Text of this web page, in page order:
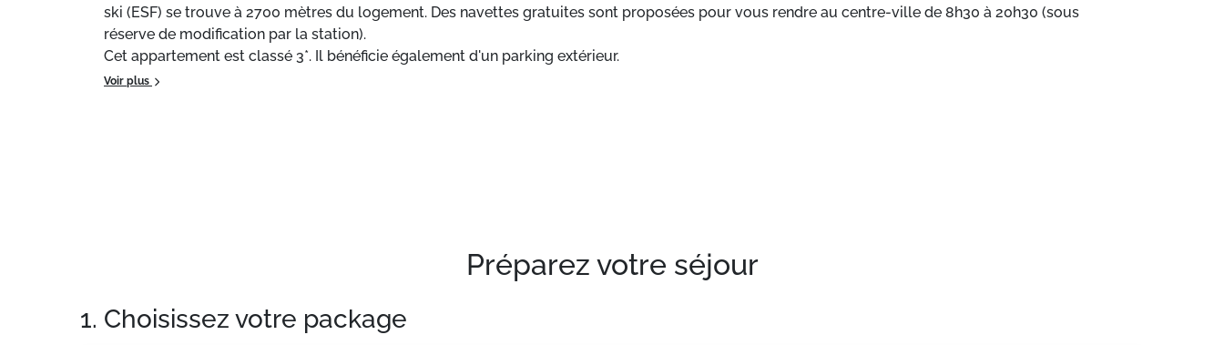
ski (ESF) se trouve à 2700 mètres du logement. Des navettes gratuites sont proposées pour vous rendre au centre-ville de 8h30 à 20h30 (sous
réserve de modification par la station).
Cet appartement est classé 3*. Il bénéficie également d'un parking extérieur.
Voir plus
Préparez votre séjour
1. Choisissez votre package